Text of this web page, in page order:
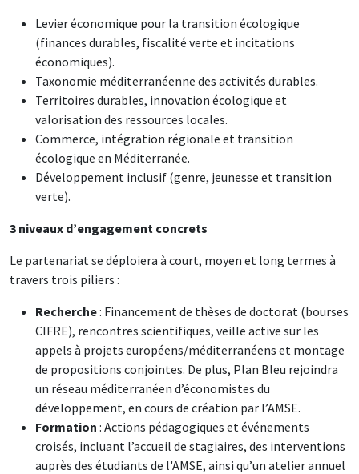
Levier économique pour la transition écologique
(finances durables, fiscalité verte et incitations
économiques).
Taxonomie méditerranéenne des activités durables.
Territoires durables, innovation écologique et
valorisation des ressources locales.
Commerce, intégration régionale et transition
écologique en Méditerranée.
Développement inclusif (genre, jeunesse et transition
verte).
3 niveaux d’engagement concrets
Le partenariat se déploiera à court, moyen et long termes à
travers trois piliers :
Recherche: Financement de thèses de doctorat (bourses
CIFRE), rencontres scientifiques, veille active sur les
appels à projets européens/méditerranéens et montage
de propositions conjointes. De plus, Plan Bleu rejoindra
un réseau méditerranéen d’économistes du
développement, en cours de création par l’AMSE.
Formation : Actions pédagogiques et événements
croisés, incluant l’accueil de stagiaires, des interventions
auprès des étudiants de l'AMSE, ainsi qu’un atelier annuel